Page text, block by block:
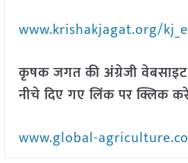
www.krishakjagat.org/
कृषक जगत की अंग्रेजी
नीचे दिए गए लिंक पर क्लिक
www.global-